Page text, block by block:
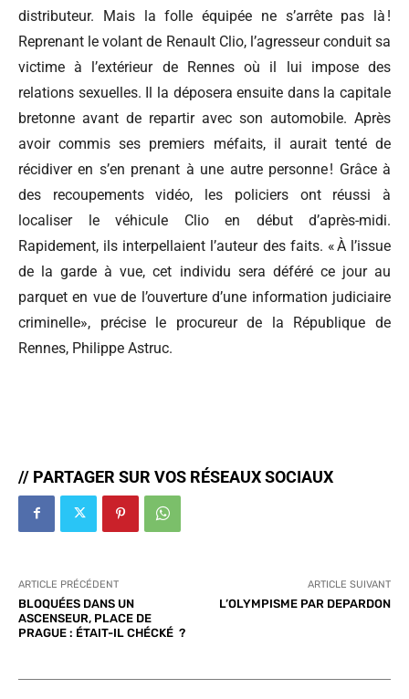
distributeur. Mais la folle équipée ne s’arrête pas là !
Reprenant le volant de Renault Clio, l’agresseur conduit sa
victime à l’extérieur de Rennes où il lui impose des
relations sexuelles. Il la déposera ensuite dans la capitale
bretonne avant de repartir avec son automobile. Après
avoir commis ses premiers méfaits, il aurait tenté de
récidiver en s’en prenant à une autre personne ! Grâce à
des recoupements vidéo, les policiers ont réussi à
localiser le véhicule Clio en début d’après-midi.
Rapidement, ils interpellaient l’auteur des faits. « À l’issue
de la garde à vue, cet individu sera déféré ce jour au
parquet en vue de l’ouverture d’une information judiciaire
criminelle», précise le procureur de la République de
Rennes, Philippe Astruc.
// PARTAGER SUR VOS RÉSEAUX SOCIAUX
ARTICLE PRÉCÉDENT
BLOQUÉES DANS UN
ASCENSEUR, PLACE DE
PRAGUE : ÉTAIT-IL CHÉCKÉ ?
ARTICLE SUIVANT
L’OLYMPISME PAR DEPARDON